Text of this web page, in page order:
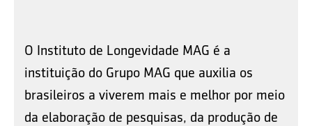
O Instituto de Longevidade MAG é a
instituição do Grupo MAG que auxilia os
brasileiros a viverem mais e melhor por meio
da elaboração de pesquisas, da produção de